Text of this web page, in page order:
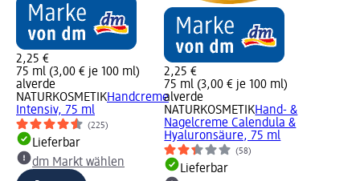
2,25 €
75 ml (3,00 € je 100 ml)
alverde
NATURKOSMETIKHandcreme
Intensiv, 75 ml
(225)
Lieferbar
dm Markt wählen
2,25 €
75 ml (3,00 € je 100 ml)
alverde
NATURKOSMETIKHand- &
Nagelcreme Calendula &
Hyaluronsäure, 75 ml
(58)
Lieferbar